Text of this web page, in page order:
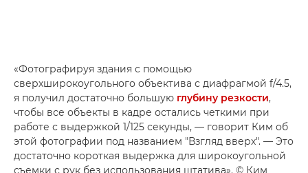
«Фотографируя здания с помощью
сверхширокоугольного объектива с диафрагмой f/4.5,
я получил достаточно большую глубину резкости,
чтобы все объекты в кадре остались четкими при
работе с выдержкой 1/125 секунды, — говорит Ким об
этой фотографии под названием "Взгляд вверх". — Это
достаточно короткая выдержка для широкоугольной
съемки с рук без использования штатива». © Ким